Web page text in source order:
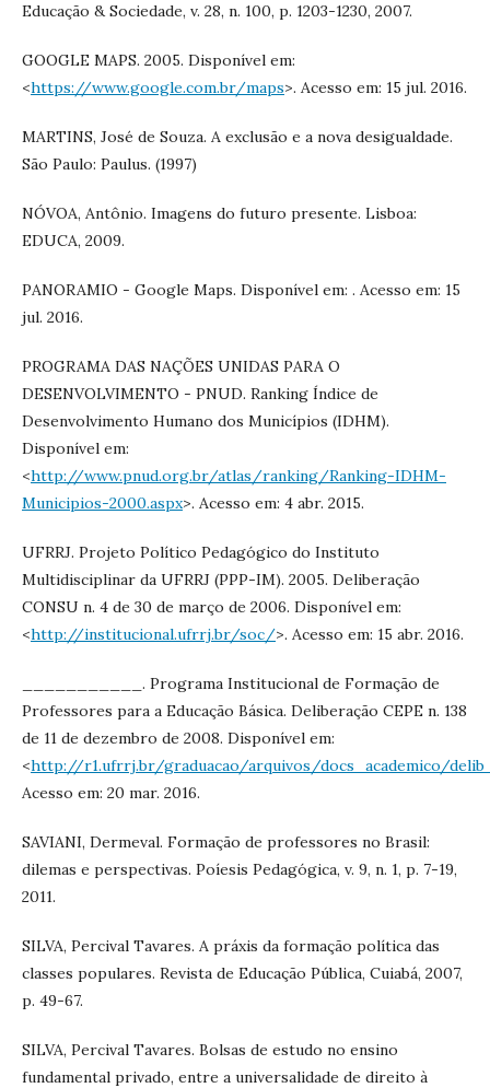
Educação & Sociedade, v. 28, n. 100, p. 1203-1230, 2007.
GOOGLE MAPS. 2005. Disponível em:
<https://www.google.com.br/maps>. Acesso em: 15 jul. 2016.
MARTINS, José de Souza. A exclusão e a nova desigualdade.
São Paulo: Paulus. (1997)
NÓVOA, Antônio. Imagens do futuro presente. Lisboa:
EDUCA, 2009.
PANORAMIO - Google Maps. Disponível em: . Acesso em: 15
jul. 2016.
PROGRAMA DAS NAÇÕES UNIDAS PARA O
DESENVOLVIMENTO - PNUD. Ranking Índice de
Desenvolvimento Humano dos Municípios (IDHM).
Disponível em:
<http://www.pnud.org.br/atlas/ranking/Ranking-IDHM-
Municipios-2000.aspx>. Acesso em: 4 abr. 2015.
UFRRJ. Projeto Político Pedagógico do Instituto
Multidisciplinar da UFRRJ (PPP-IM). 2005. Deliberação
CONSU n. 4 de 30 de março de 2006. Disponível em:
<http://institucional.ufrrj.br/soc/>. Acesso em: 15 abr. 2016.
___________. Programa Institucional de Formação de
Professores para a Educação Básica. Deliberação CEPE n. 138
de 11 de dezembro de 2008. Disponível em:
<http://r1.ufrrj.br/graduacao/arquivos/docs_academico/
Acesso em: 20 mar. 2016.
SAVIANI, Dermeval. Formação de professores no Brasil:
dilemas e perspectivas. Poíesis Pedagógica, v. 9, n. 1, p. 7-19,
2011.
SILVA, Percival Tavares. A práxis da formação política das
classes populares. Revista de Educação Pública, Cuiabá, 2007,
p. 49-67.
SILVA, Percival Tavares. Bolsas de estudo no ensino
fundamental privado, entre a universalidade de direito à